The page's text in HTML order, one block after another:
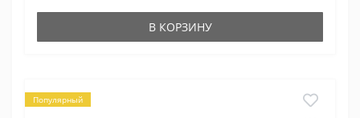
В КОРЗИНУ
Популярный